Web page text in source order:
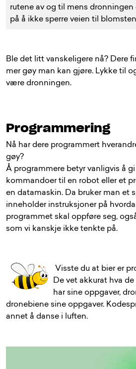
rutene av og til mens dronningen
på å ikke sperre veien til
Ble det litt vanskeligere nå? Dere
mer gøy man kan gjøre. Lykke til
være dronningen.
Programmering
Nå har dere programmert
gøy?
Å programmere betyr vanligvis å
kommandoer til en robot eller et
en datamaskin. Da bruker man et
inneholder instruksjoner på
programmet skal oppføre seg,
som vi kanskje ikke tenkte på.
Visste du at bier er
De vet akkurat hva
har sine oppgaver,
dronebiene sine oppgaver.
annet å danse i luften.